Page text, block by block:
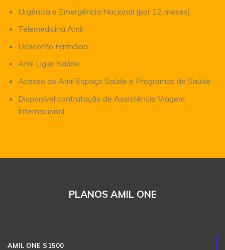
Urgência e Emergência Nacional (por 12 meses)
Telemedicina Amil
Desconto Farmácia
Amil Ligue Saúde
Acesso ao Amil Espaço Saúde e Programas de Saúde
Disponível contratação de Assistência Viagem
Internacional
PLANOS AMIL ONE
AMIL ONE S1500